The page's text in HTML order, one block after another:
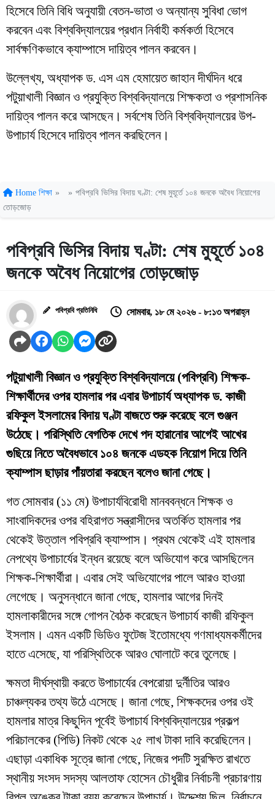
হিসেবে তিনি বিধি অনুযায়ী বেতন-ভাতা ও অন্যান্য সুবিধা ভোগ
করবেন এবং বিশ্ববিদ্যালয়ের প্রধান নির্বাহী কর্মকর্তা হিসেবে
সার্বক্ষণিকভাবে ক্যাম্পাসে দায়িত্ব পালন করবেন।
উল্লেখ্য, অধ্যাপক ড. এস এম হেমায়েত জাহান দীর্ঘদিন ধরে
পটুয়াখালী বিজ্ঞান ও প্রযুক্তি বিশ্ববিদ্যালয়ে শিক্ষকতা ও প্রশাসনিক
দায়িত্ব পালন করে আসছেন। সর্বশেষ তিনি বিশ্ববিদ্যালয়ের উপ-
উপাচার্য হিসেবে দায়িত্ব পালন করছিলেন।
Home শিক্ষা » » পবিপ্রবি ভিসির বিদায় ঘণ্টা: শেষ মুহূর্তে ১০৪ জনকে অবৈধ নিয়োগের
তোড়জোড়
পবিপ্রবি ভিসির বিদায় ঘণ্টা: শেষ মুহূর্তে ১০৪
জনকে অবৈধ নিয়োগের তোড়জোড়
পবিপ্রবি প্রতিনিধি সোমবার, ১৮ মে ২০২৬ - ৮:১৩ অপরাহ্ন
পটুয়াখালী বিজ্ঞান ও প্রযুক্তি বিশ্ববিদ্যালয়ে (পবিপ্রবি) শিক্ষক-
শিক্ষার্থীদের ওপর হামলার পর এবার উপাচার্য অধ্যাপক ড. কাজী
রফিকুল ইসলামের বিদায় ঘণ্টা বাজতে শুরু করেছে বলে গুঞ্জন
উঠেছে। পরিস্থিতি বেগতিক দেখে পদ হারানোর আগেই আখের
গুছিয়ে নিতে অবৈধভাবে ১০৪ জনকে এডহক নিয়োগ দিয়ে তিনি
ক্যাম্পাস ছাড়ার পাঁয়তারা করছেন বলেও জানা গেছে।
​গত সোমবার (১১ মে) উপাচার্যবিরোধী মানববন্ধনে শিক্ষক ও
সাংবাদিকদের ওপর বহিরাগত সন্ত্রাসীদের অতর্কিত হামলার পর
থেকেই উত্তাল পবিপ্রবি ক্যাম্পাস। প্রথম থেকেই এই হামলার
নেপথ্যে উপাচার্যের ইন্ধন রয়েছে বলে অভিযোগ করে আসছিলেন
শিক্ষক-শিক্ষার্থীরা। এবার সেই অভিযোগের পালে আরও হাওয়া
লেগেছে। অনুসন্ধানে জানা গেছে, হামলার আগের দিনই
হামলাকারীদের সঙ্গে গোপন বৈঠক করেছেন উপাচার্য কাজী রফিকুল
ইসলাম। এমন একটি ভিডিও ফুটেজ ইতোমধ্যে গণমাধ্যমকর্মীদের
হাতে এসেছে, যা পরিস্থিতিকে আরও ঘোলাটে করে তুলেছে।
​ক্ষমতা দীর্ঘস্থায়ী করতে উপাচার্যের বেপরোয়া দুর্নীতির আরও
চাঞ্চল্যকর তথ্য উঠে এসেছে। জানা গেছে, শিক্ষকদের ওপর ওই
হামলার মাত্র কিছুদিন পূর্বেই উপাচার্য বিশ্ববিদ্যালয়ের প্রকল্প
পরিচালকের (পিডি) নিকট থেকে ২৫ লাখ টাকা দাবি করেছিলেন।
এছাড়া একাধিক সূত্রে জানা গেছে, নিজের পদটি সুরক্ষিত রাখতে
স্থানীয় সংসদ সদস্য আলতাফ হোসেন চৌধুরীর নির্বাচনী প্রচারণায়